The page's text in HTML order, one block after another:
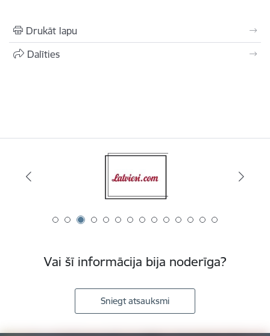
Drukāt lapu
Dalīties
Vai šī informācija bija noderīga?
Sniegt atsauksmi